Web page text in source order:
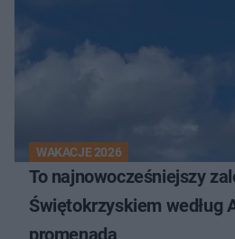
WAKACJE 2026
To najnowocześniejszy
Świętokrzyskiem według
promenada